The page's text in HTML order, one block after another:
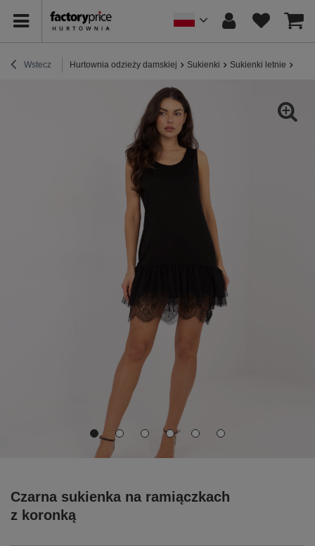
Wstecz Hurtownia odzieży damskiej Sukienki Sukienki letnie
Czarna sukienka na ramiączkach
z koronką